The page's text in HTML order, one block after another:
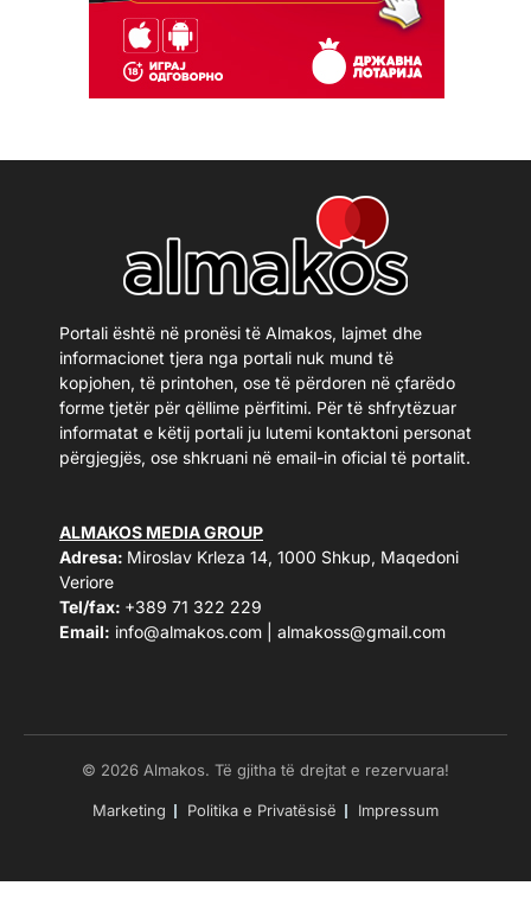
Portali është në pronësi të Almakos, lajmet dhe
informacionet tjera nga portali nuk mund të
kopjohen, të printohen, ose të përdoren në çfarëdo
forme tjetër për qëllime përfitimi. Për të shfrytëzuar
informatat e këtij portali ju lutemi kontaktoni personat
përgjegjës, ose shkruani në email-in oficial të portalit.
ALMAKOS MEDIA GROUP
Adresa: Miroslav Krleza 14, 1000 Shkup, Maqedoni
Veriore
Tel/fax: +389 71 322 229
Email: info@almakos.com almakoss@gmail.com
© 2026 Almakos. Të gjitha të drejtat e rezervuara!
Marketing Politika e Privatësisë Impressum